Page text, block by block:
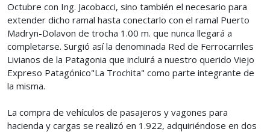
Octubre con Ing. Jacobacci, sino también el necesario para
extender dicho ramal hasta conectarlo con el ramal Puerto
Madryn-Dolavon de trocha 1.00 m. que nunca llegará a
completarse. Surgió así la denominada Red de Ferrocarriles
Livianos de la Patagonia que incluirá a nuestro querido Viejo
Expreso Patagónico"La Trochita" como parte integrante de
la misma.
La compra de vehículos de pasajeros y vagones para
hacienda y cargas se realizó en 1.922, adquiriéndose en dos